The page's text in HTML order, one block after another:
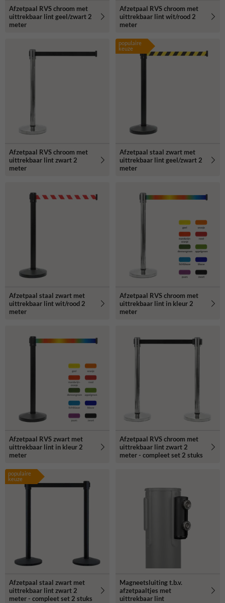
Afzetpaal RVS chroom met
uittrekbaar lint geel/zwart 2
meter
Afzetpaal RVS chroom met
uittrekbaar lint wit/rood 2
meter
Afzetpaal RVS chroom met
uittrekbaar lint zwart 2
meter
populaire
keuze
Afzetpaal staal zwart met
uittrekbaar lint geel/zwart 2
meter
Afzetpaal staal zwart met
uittrekbaar lint wit/rood 2
meter
Afzetpaal RVS chroom met
uittrekbaar lint in kleur 2
meter
Afzetpaal RVS zwart met
uittrekbaar lint in kleur 2
meter
Afzetpaal RVS chroom met
uittrekbaar lint zwart 2
meter - compleet set 2 stuks
populaire
keuze
Afzetpaal staal zwart met
uittrekbaar lint zwart 2
meter - compleet set 2 stuks
Magneetsluiting t.b.v.
afzetpaaltjes met
uittrekbaar lint